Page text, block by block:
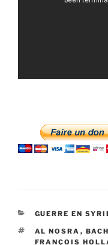
CATÉGORIES
GUERRE EN
ÉTIQUETTES
AL NOSRA ,
FRANÇOIS